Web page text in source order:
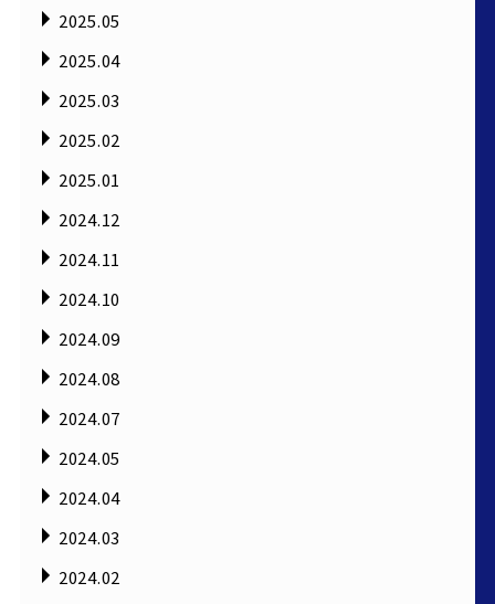
2025.05
2025.04
2025.03
2025.02
2025.01
2024.12
2024.11
2024.10
2024.09
2024.08
2024.07
2024.05
2024.04
2024.03
2024.02